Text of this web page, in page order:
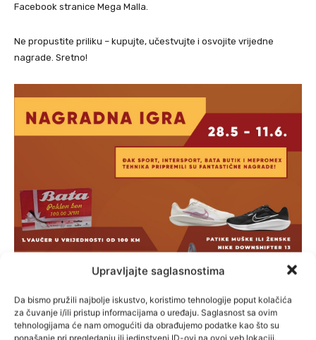
Upravljajte saglasnostima
Da bismo pružili najbolje iskustvo, koristimo tehnologije poput kolačića
za čuvanje i/ili pristup informacijama o uređaju. Saglasnost sa ovim
tehnologijama će nam omogućiti da obrađujemo podatke kao što su
ponašanje pri pregledanju ili jedinstveni ID-ovi na ovoj veb lokaciji.
Facebook stranice Mega Malla.
Ne propustite priliku – kupujte, učestvujte i osvojite vrijedne
nagrade. Sretno!